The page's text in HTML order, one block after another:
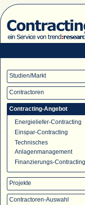
Studien/Markt
Contractoren
Contracting-Angebot
Energieliefer-Contracting
Einspar-Contracting
Technisches
Anlagenmanagement
Finanzierungs-Contracting
Projekte
Contractoren-Auswahl